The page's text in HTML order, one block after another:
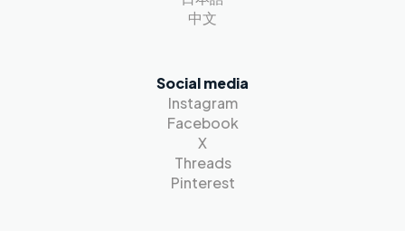
中文
Social media
Instagram
Facebook
X
Threads
Pinterest